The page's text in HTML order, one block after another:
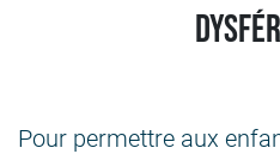
Pour permettre aux